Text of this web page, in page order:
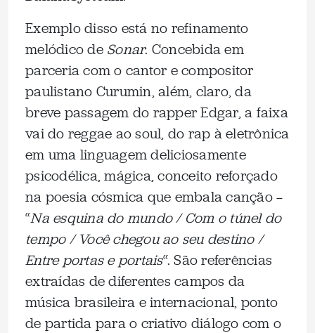
Exemplo disso está no refinamento
melódico de Sonar. Concebida em
parceria com o cantor e compositor
paulistano Curumin, além, claro, da
breve passagem do rapper Edgar, a faixa
vai do reggae ao soul, do rap à eletrônica
em uma linguagem deliciosamente
psicodélica, mágica, conceito reforçado
na poesia cósmica que embala canção —
“Na esquina do mundo / Com o túnel do
tempo / Você chegou ao seu destino /
Entre portas e portais“. São referências
extraídas de diferentes campos da
música brasileira e internacional, ponto
de partida para o criativo diálogo com o